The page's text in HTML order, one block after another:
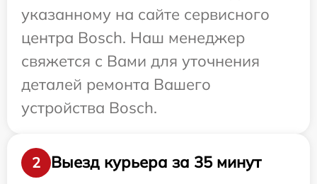
указанному на сайте сервисного
центра Bosch. Наш менеджер
свяжется с Вами для уточнения
деталей ремонта Вашего
устройства Bosch.
2
Выезд курьера за 35 минут